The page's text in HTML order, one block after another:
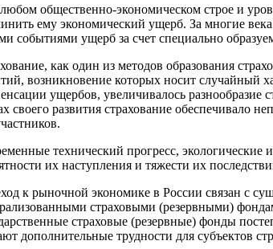
общественно-экономическом строе и
ему экономический ущерб. За многие
событиями ущерб за счет специально
как один из методов образования
возникновение которых носит случайный
ущербов, увеличивалось разнообразие
своего развития страхование обеспечивало
технический прогресс,
их наступления и тяжести их
к рыночной экономике в России связан с
страховыми (резервными)
страховые (резервные) фонды
дополнительные трудности для субъектов